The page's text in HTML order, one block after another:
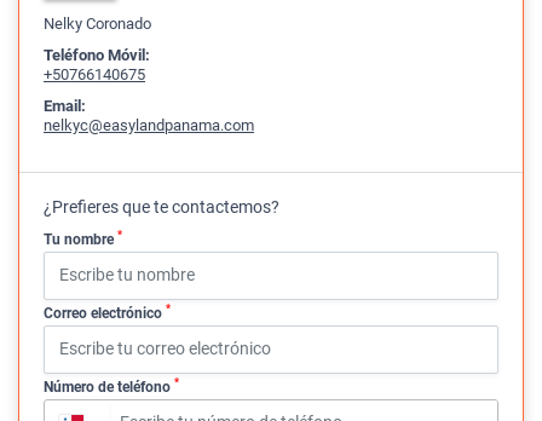
Nelky Coronado
Teléfono Móvil:
+50766140675
Email:
nelkyc@easylandpanama.com
¿Prefieres que te contactemos?
Tu nombre *
Correo electrónico *
Número de teléfono *